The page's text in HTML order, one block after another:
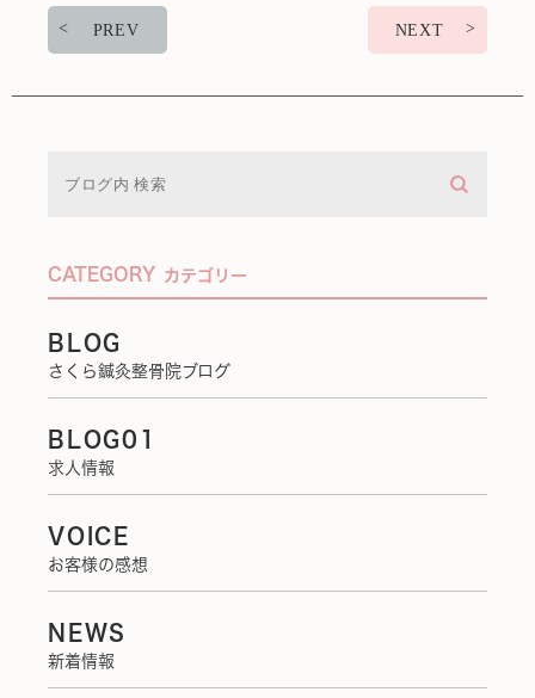
PREV NEXT
CATEGORY カテゴリー
BLOG
さくら鍼灸整骨院ブログ
BLOG01
求人情報
VOICE
お客様の感想
NEWS
新着情報